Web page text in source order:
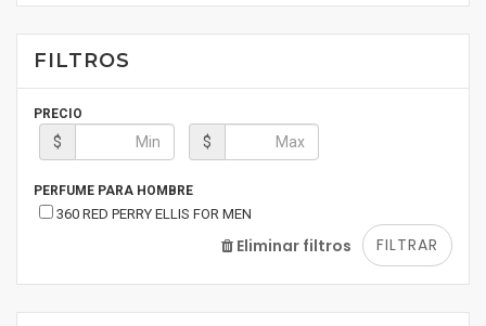
FILTROS
PRECIO
$ $
PERFUME PARA HOMBRE
360 RED PERRY ELLIS FOR MEN
FILTRAR
Eliminar filtros